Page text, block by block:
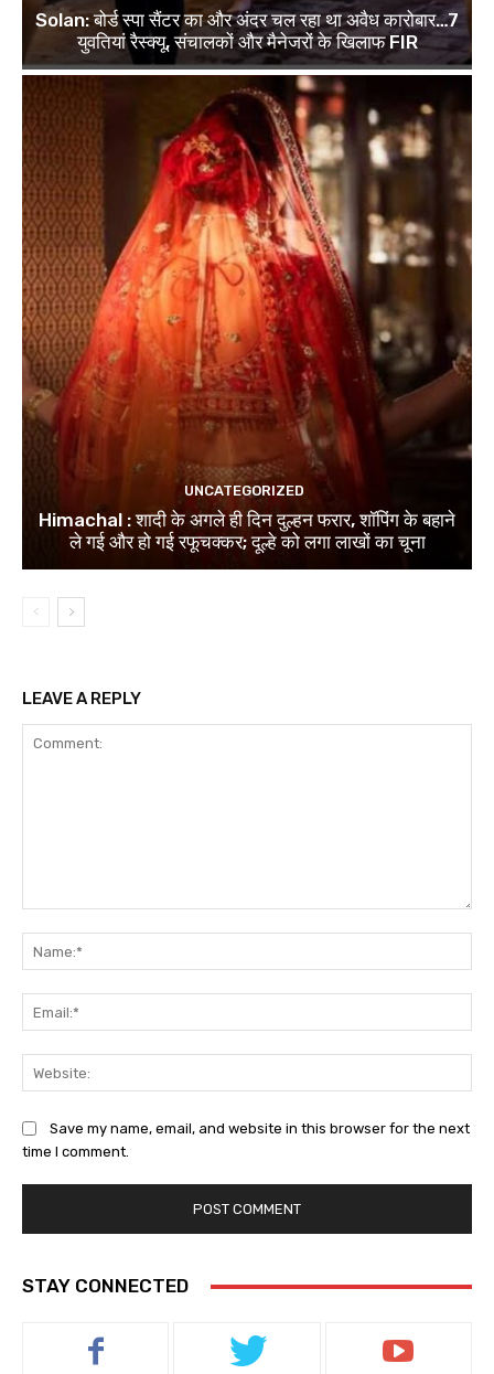
Solan: बोर्ड स्पा सैंटर का और अंदर चल रहा था अवैध कारोबार…7
युवतियां रैस्क्यू, संचालकों और मैनेजरों के खिलाफ FIR
UNCATEGORIZED
Himachal : शादी के अगले ही दिन दुल्हन फरार, शॉपिंग के बहाने
ले गई और हो गई रफूचक्कर; दूल्हे को लगा लाखों का चूना
LEAVE A REPLY
Save my name, email, and website in this browser for the next
time I comment.
STAY CONNECTED